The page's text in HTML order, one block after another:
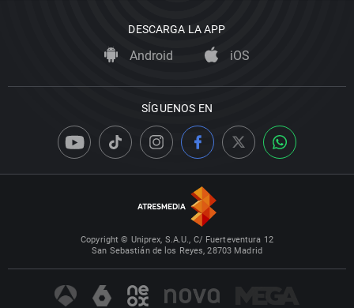
DESCARGA LA APP
Android iOS
SÍGUENOS EN
Copyright © Uniprex, S.A.U., C/ Fuerteventura 12
San Sebastián de los Reyes, 28703 Madrid